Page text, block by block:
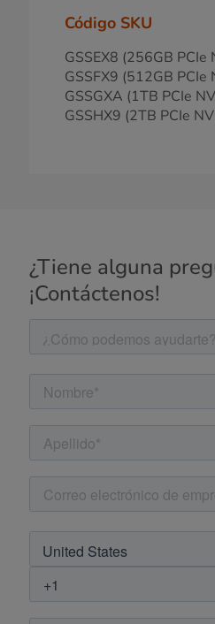
Código SKU
GSSEX8 (256GB PCIe
GSSFX9 (512GB PCIe
GSSGXA (1TB PCIe
GSSHX9 (2TB PCIe
¿Tiene alguna
¡Contáctenos!